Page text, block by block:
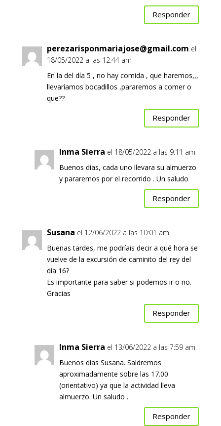
Responder
perezarisponmariajose@gmail.com el
18/05/2022 a las 12:44 am
En la del día 5 , no hay comida , que haremos,,,
llevaríamos bocadillos ,pararemos a comer o
que??
Responder
Inma Sierra el 18/05/2022 a las 9:11 am
Buenos días, cada uno llevara su almuerzo
y pararemos por el recorrido . Un saludo
Responder
Susana el 12/06/2022 a las 10:01 am
Buenas tardes, me podríais decir a qué hora se
vuelve de la excursión de caminito del rey del
día 16?
Es importante para saber si podemos ir o no.
Gracias
Responder
Inma Sierra el 13/06/2022 a las 7:59 am
Buenos días Susana. Saldremos
aproximadamente sobre las 17.00
(orientativo) ya que la actividad lleva
almuerzo. Un saludo .
Responder